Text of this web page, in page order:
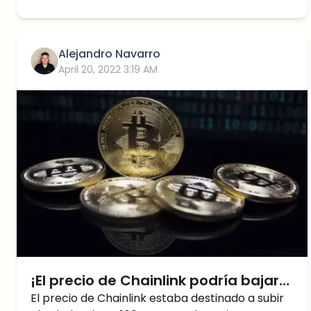
Alejandro Navarro
April 20, 2022 3:19 AM
¡El precio de Chainlink podría bajar
un 50%! ¿ES MOMENTO DE VENDER?
El precio de Chainlink estaba destinado a subir